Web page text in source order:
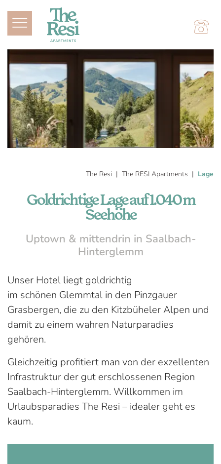
The Resi The RESI Apartments Lage
Goldrichtige Lage auf 1.040 m
Seehöhe
Uptown & mittendrin in Saalbach-
Hinterglemm
Unser Hotel liegt goldrichtig
im schönen Glemmtal in den Pinzgauer
Grasbergen, die zu den Kitzbüheler Alpen und
damit zu einem wahren Naturparadies
gehören.
Gleichzeitig profitiert man von der exzellenten
Infrastruktur der gut erschlossenen Region
Saalbach-Hinterglemm. Willkommen im
Urlaubsparadies The Resi – idealer geht es
kaum.